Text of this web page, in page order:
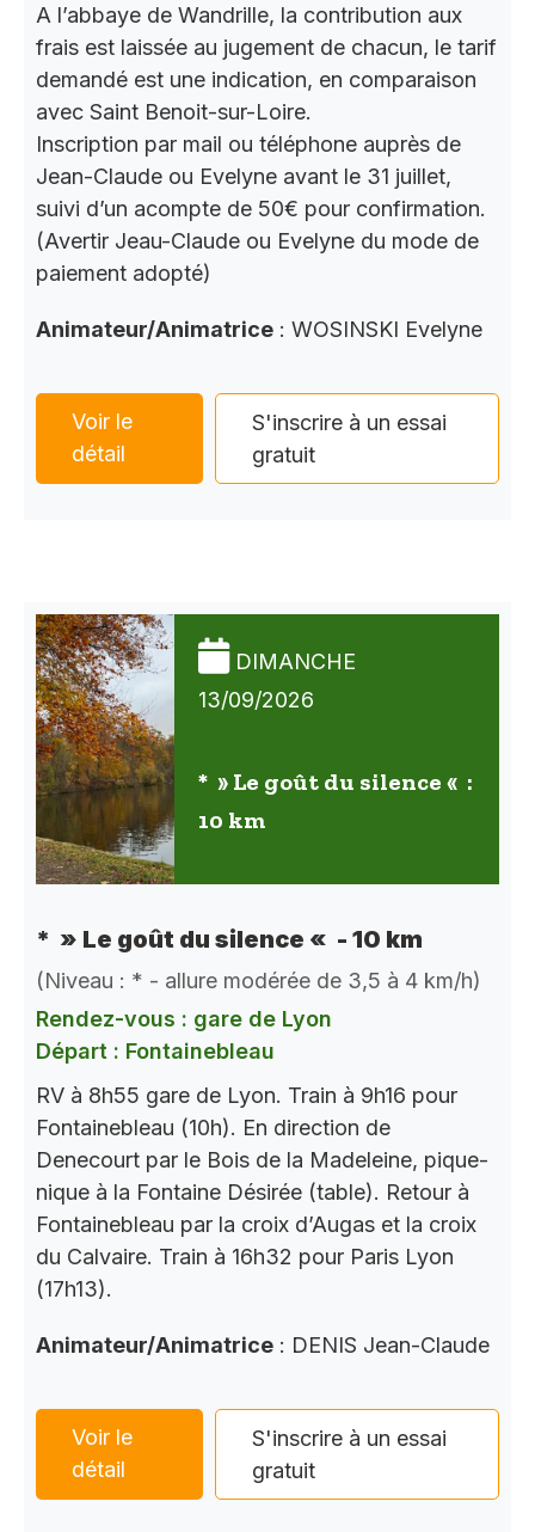
A l’abbaye de Wandrille, la contribution aux
frais est laissée au jugement de chacun, le tarif
demandé est une indication, en comparaison
avec Saint Benoit-sur-Loire.
Inscription par mail ou téléphone auprès de
Jean-Claude ou Evelyne avant le 31 juillet,
suivi d’un acompte de 50€ pour confirmation.
(Avertir Jeau-Claude ou Evelyne du mode de
paiement adopté)
Animateur/Animatrice : WOSINSKI Evelyne
Voir le
détail
S'inscrire à un essai
gratuit
DIMANCHE
13/09/2026
* » Le goût du silence « :
10 km
* » Le goût du silence « - 10 km
(Niveau : * - allure modérée de 3,5 à 4 km/h)
Rendez-vous : gare de Lyon
Départ : Fontainebleau
RV à 8h55 gare de Lyon. Train à 9h16 pour
Fontainebleau (10h). En direction de
Denecourt par le Bois de la Madeleine, pique-
nique à la Fontaine Désirée (table). Retour à
Fontainebleau par la croix d’Augas et la croix
du Calvaire. Train à 16h32 pour Paris Lyon
(17h13).
Animateur/Animatrice : DENIS Jean-Claude
Voir le
détail
S'inscrire à un essai
gratuit